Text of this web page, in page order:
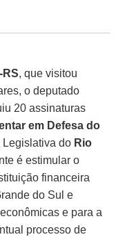
, que visitou
o deputado
20 assinaturas
em Defesa do
Legislativa do Rio
é estimular o
financeira
do Sul e
e para a
processo de